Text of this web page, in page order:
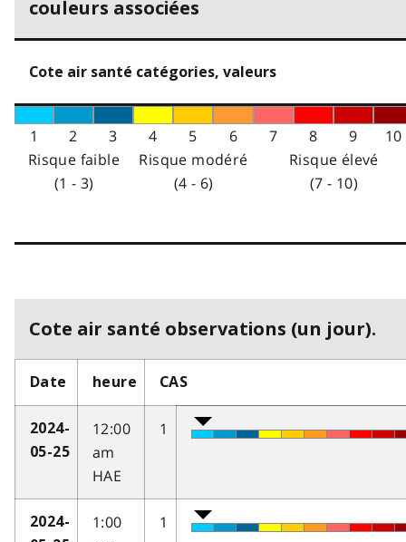
couleurs associées
Cote air santé catégories, valeurs
1 2 3 4 5 6 7 8 9
10
Risque faible
(1 - 3)
Risque modéré
(4 - 6)
Risque élevé
(7 - 10)
Cote air santé observations (un jour).
Date heure CAS
2024-
05-25
12:00
am
HAE
1
2024-
1:00
1